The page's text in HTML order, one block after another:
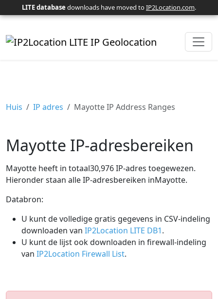
LITE database downloads have moved toIP2Location.com.
Huis IP adres Mayotte IP Address Ranges
Mayotte IP-adresbereiken
Mayotte heeft in totaal30,976 IP-adres toegewezen.
Hieronder staan ​​alle IP-adresbereiken inMayotte.
Databron:
U kunt de volledige gratis gegevens in CSV-indeling
downloaden van IP2Location LITE DB1.
U kunt de lijst ook downloaden in firewall-indeling
van IP2Location Firewall List.